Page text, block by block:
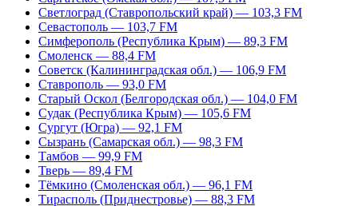
Светлоград (Ставропольский край) — 103,3 FM
Севастополь — 103,7 FM
Симферополь (Республика Крым) — 89,3 FM
Смоленск — 88,4 FM
Советск (Калининградская обл.) — 106,9 FM
Ставрополь — 93,0 FM
Старый Оскол (Белгородская обл.) — 104,0 FM
Судак (Республика Крым) — 105,6 FM
Сургут (Югра) — 92,1 FM
Сызрань (Самарская обл.) — 98,3 FM
Тамбов — 99,9 FM
Тверь — 89,4 FM
Тёмкино (Смоленская обл.) — 96,1 FM
Тирасполь (Приднестровье) — 88,3 FM